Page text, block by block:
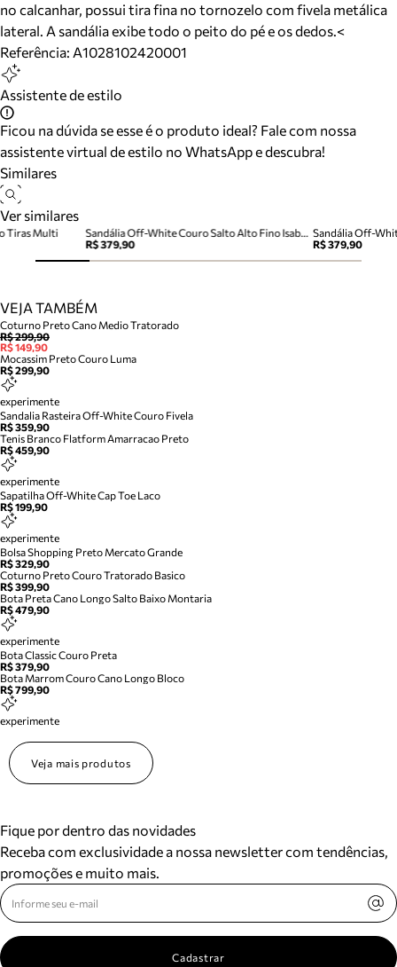
no calcanhar, possui tira fina no tornozelo com fivela metálica
lateral. A sandália exibe todo o peito do pé e os dedos.<
Referência: A1028102420001
Assistente de estilo
Ficou na dúvida se esse é o produto ideal? Fale com nossa
assistente virtual de estilo no WhatsApp e descubra!
Similares
Ver similares
Sandália Off-White Couro Salto Alto Fino Isabelli
R$ 379,90
R$ 379,90
Tiras Multi
VEJA TAMBÉM
Coturno Preto Cano Medio Tratorado
R$ 299,90
R$ 149,90
Mocassim Preto Couro Luma
R$ 299,90
experimente
Sandalia Rasteira Off-White Couro Fivela
R$ 359,90
Tenis Branco Flatform Amarracao Preto
R$ 459,90
experimente
Sapatilha Off-White Cap Toe Laco
R$ 199,90
experimente
Bolsa Shopping Preto Mercato Grande
R$ 329,90
Coturno Preto Couro Tratorado Basico
R$ 399,90
Bota Preta Cano Longo Salto Baixo Montaria
R$ 479,90
experimente
Bota Classic Couro Preta
R$ 379,90
Bota Marrom Couro Cano Longo Bloco
R$ 799,90
experimente
Veja mais produtos
Fique por dentro das novidades
Receba com exclusividade a nossa newsletter com tendências,
promoções e muito mais.
Cadastrar